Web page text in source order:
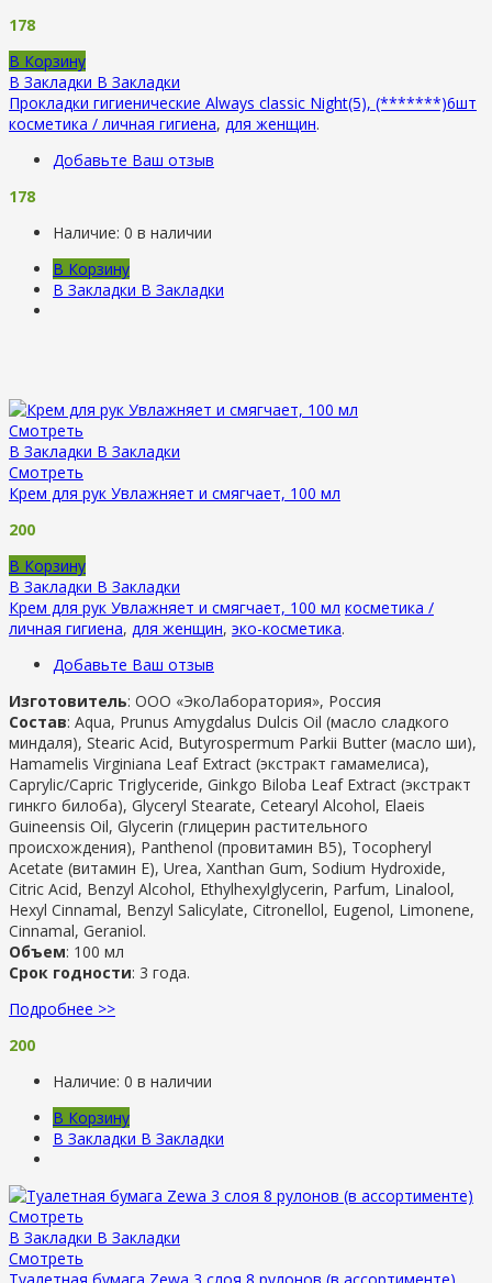
178
В Корзину
В Закладки В Закладки
Прокладки гигиенические Always classic Night(5), (*******)6шт
косметика / личная гигиена, для женщин.
Добавьте Ваш отзыв
178
Наличие: 0 в наличии
В Корзину
В Закладки В Закладки
Смотреть
В Закладки В Закладки
Смотреть
Крем для рук Увлажняет и смягчает, 100 мл
200
В Корзину
В Закладки В Закладки
Крем для рук Увлажняет и смягчает, 100 мл косметика /
личная гигиена, для женщин, эко-косметика.
Добавьте Ваш отзыв
Изготовитель: ООО «ЭкоЛаборатория», Россия
Состав: Aqua, Prunus Amygdalus Dulcis Oil (масло сладкого
миндаля), Stearic Acid, Butyrospermum Parkii Butter (масло ши),
Hamamelis Virginiana Leaf Extract (экстракт гамамелиса),
Caprylic/Capric Triglyceride, Ginkgo Biloba Leaf Extract (экстракт
гинкго билоба), Glyceryl Stearate, Cetearyl Alcohol, Elaeis
Guineensis Oil, Glycerin (глицерин растительного
происхождения), Panthenol (провитамин В5), Tocopheryl
Acetate (витамин Е), Urea, Xanthan Gum, Sodium Hydroxide,
Citric Acid, Benzyl Alcohol, Ethylhexylglycerin, Parfum, Linalool,
Hexyl Cinnamal, Benzyl Salicylate, Citronellol, Eugenol, Limonene,
Cinnamal, Geraniol.
Объем: 100 мл
Срок годности: 3 года.
Подробнее >>
200
Наличие: 0 в наличии
В Корзину
В Закладки В Закладки
Смотреть
В Закладки В Закладки
Смотреть